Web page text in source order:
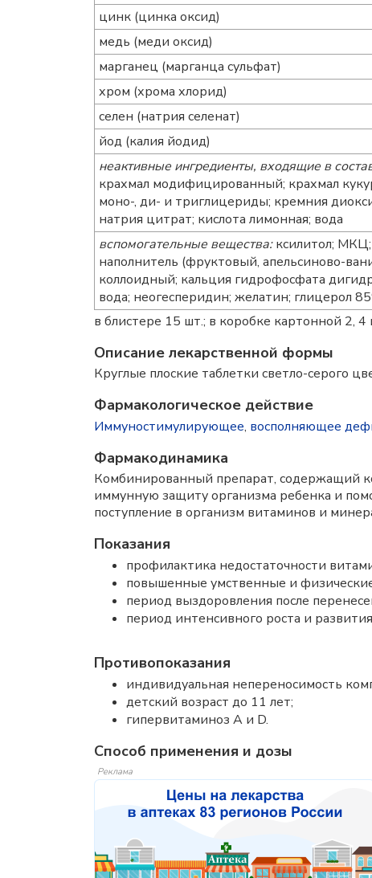
цинк (цинка оксид)
медь (меди оксид)
марганец (марганца сульфат)
хром (хрома хлорид)
селен (натрия селенат)
йод (калия йодид)
неактивные ингредиенты, входящие в
крахмал модифицированный; крахмал
моно-, ди- и триглицериды; кремния
натрия цитрат; кислота лимонная; вода
вспомогательные вещества:ксилитол; МКЦ;
наполнитель (фруктовый, апельсиново-
коллоидный; кальция гидрофосфата
вода; неогесперидин; желатин; глицерол
в блистере 15 шт.; в коробке картонной 2,
Описание лекарственной формы
Круглые плоские таблетки светло-серого
Фармакологическое действие
Иммуностимулирующее, восполняющее
Фармакодинамика
Комбинированный препарат, содержащий
иммунную защиту организма ребенка и
поступление в организм витаминов и
Показания
профилактика недостаточности
повышенные умственные и
период выздоровления после
период интенсивного роста и
Противопоказания
индивидуальная непереносимость
детский возраст до 11 лет;
гипервитаминоз A и D.
Способ применения и дозы
Реклама